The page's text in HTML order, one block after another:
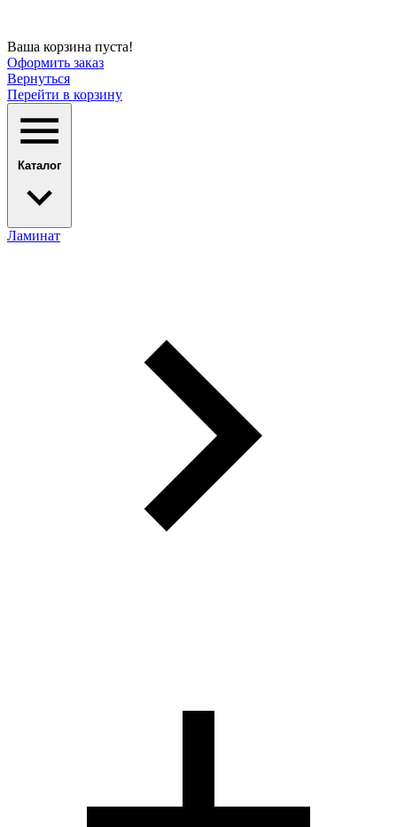
Ваша корзина пуста!
Оформить заказ
Вернуться
Перейти в корзину
Каталог
Ламинат